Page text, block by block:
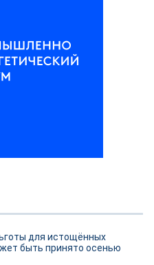
для истощённых
быть принято осенью